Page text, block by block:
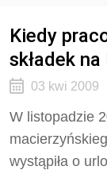
Kiedy
składek na
03 kwi 2009
W listopadzie
wystąpiła o